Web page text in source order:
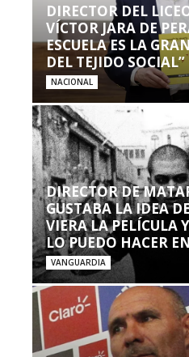
DIRECTOR DEL
VÍCTOR JARA DE
ESCUELA ES LA
DEL TEJIDO SOCIAL”
NACIONAL
DIRECTOR DE
GUSTABA LA IDEA
VIERA LA PELÍCULA
LO PUEDO HACER
VANGUARDIA